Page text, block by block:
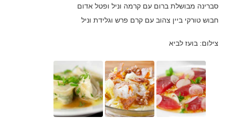
סברינה מבושלת ברום עם קרמה וניל ופטל אדום
חבוש טורקי ביין צהוב עם קרם פרש וגלידת וניל
צילום: בועז לביא